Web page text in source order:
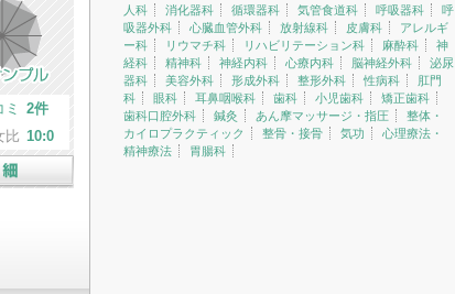
ミ
2件
比 10:0
人科
消化器科 循環器科 気管食道科 呼吸器科
呼
吸器外科
心臓血管外科 放射線科 皮膚科
アレルギ
ー科
リウマチ科 リハビリテーション科 麻酔科
神
経科
精神科 神経内科 心療内科 脳神経外科
泌尿
器科
美容外科 形成外科 整形外科 性病科
肛門
科
眼科 耳鼻咽喉科 歯科 小児歯科
矯正歯科
歯科口腔外科
鍼灸 あん摩マッサージ・指圧
整体・
カイロプラクティック
整骨・接骨 気功
心理療法・
精神療法
胃腸科